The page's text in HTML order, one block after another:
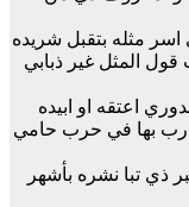
مثله بتقبل شريده
المثل غير ذبابي
اعتقه او ابيده
بها في حرب حامي
ذي تبا نشره بأشهر